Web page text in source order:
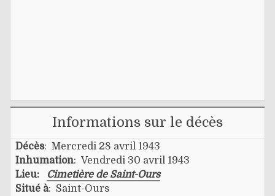
Informations sur le décès
Décès: Mercredi 28 avril 1943
Inhumation: Vendredi 30 avril 1943
Lieu:
Cimetière de Saint-Ours
Situé à: Saint-Ours